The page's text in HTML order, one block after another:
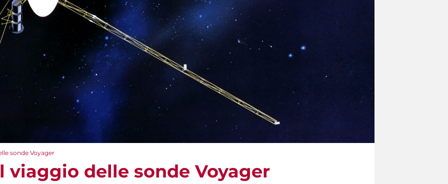
sonde Voyager
viaggio delle sonde Voyager